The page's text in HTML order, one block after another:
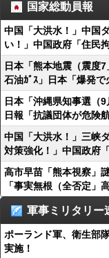
国家総動員報
中国「大洪水！」中国
い！」中国政府「住民
日本「熊本地震（震度
石油ｶﾞｽ」日本「爆発で
日本「沖縄県知事選（
日報「抗議団体が危険
中国「大洪水！」三峡
対策強化！」中国政府
高市早苗「熊本視察」
「事実無根（全否定」
軍事ミリタリー
ポーランド軍、衛生部
実施！